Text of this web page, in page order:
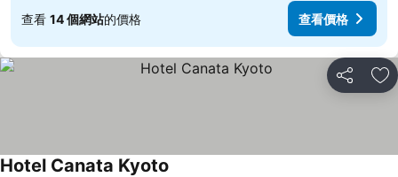
查看 14 個網站的價格 查看價格
分享 放
Hotel Canata Kyoto